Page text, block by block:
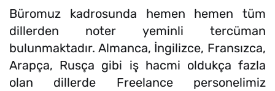
Büromuz kadrosunda hemen hemen tüm
dillerden noter yeminli tercüman
bulunmaktadır. Almanca, İngilizce, Fransızca,
Arapça, Rusça gibi iş hacmi oldukça fazla
olan dillerde Freelance personelimiz